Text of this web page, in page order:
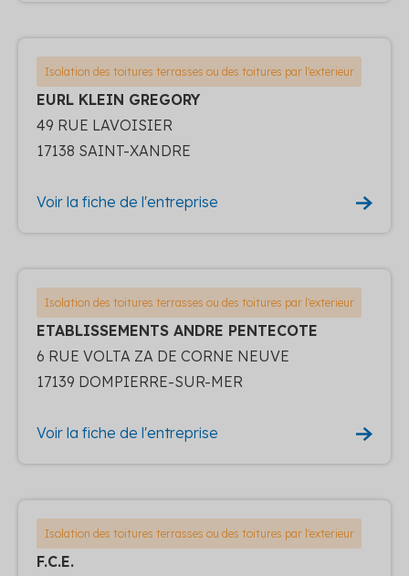
Isolation des toitures terrasses ou des toitures par l'exterieur
EURL KLEIN GREGORY
49 RUE LAVOISIER
17138 SAINT-XANDRE
Voir la fiche de l'entreprise
Isolation des toitures terrasses ou des toitures par l'exterieur
ETABLISSEMENTS ANDRE PENTECOTE
6 RUE VOLTA ZA DE CORNE NEUVE
17139 DOMPIERRE-SUR-MER
Voir la fiche de l'entreprise
Isolation des toitures terrasses ou des toitures par l'exterieur
F.C.E.